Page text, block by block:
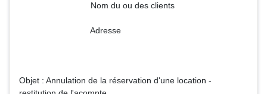
Nom du ou des clients
Adresse
Objet : Annulation de la réservation d'une location -